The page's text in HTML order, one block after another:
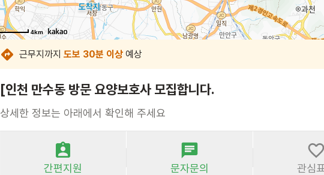
4km
4km
4km
4km
4km
4km
4km
4km
근무지까지 도보 30분 이상 예상
[인천 만수동 방문 요양보호사 모집합니다.
상세한 정보는 아래에서 확인해 주세요
간편지원 문자문의 관심